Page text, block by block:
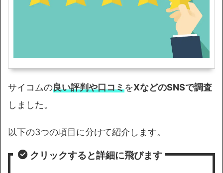
サイコムの良い評判や口コミをXなどのSNSで調査
しました。
以下の3つの項目に分けて紹介します。
クリックすると詳細に飛びます